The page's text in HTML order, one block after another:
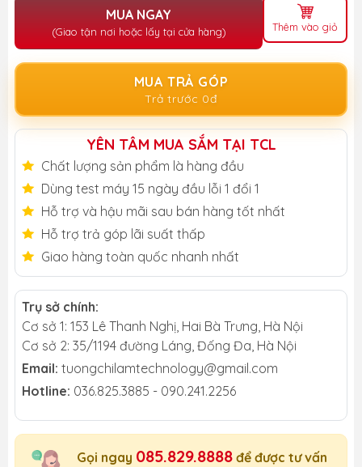
MUA NGAY
(Giao tận nơi hoặc lấy tại cửa hàng) Thêm vào giỏ
MUA TRẢ GÓP
Trả trước 0đ
YÊN TÂM MUA SẮM TẠI TCL
Chất lượng sản phẩm là hàng đầu
Dùng test máy 15 ngày đầu lỗi 1 đổi 1
Hỗ trợ và hậu mãi sau bán hàng tốt nhất
Hỗ trợ trả góp lãi suất thấp
Giao hàng toàn quốc nhanh nhất
Trụ sở chính:
Cơ sở 1: 153 Lê Thanh Nghị, Hai Bà Trưng, Hà Nội
Cơ sở 2: 35/1194 đường Láng, Đống Đa, Hà Nội
Email: tuongchilamtechnology@gmail.com
Hotline: 036.825.3885 - 090.241.2256
Gọi ngay 085.829.8888 để được tư vấn